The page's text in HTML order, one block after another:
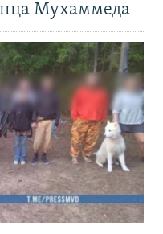
Мухаммеда